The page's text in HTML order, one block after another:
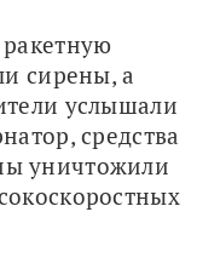
сирены, а
услышали
средства
уничтожили